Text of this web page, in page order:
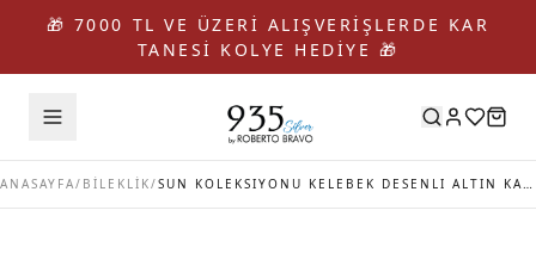
🎁 7000 TL VE ÜZERİ ALIŞVERİŞLERDE KAR
TANESİ KOLYE HEDİYE 🎁
ANASAYFA/ BİLEKLİK/ SUN KOLEKSIYONU KELEBEK DESENLI ALTIN KAPLAMA GÜMÜŞ KELEPÇE